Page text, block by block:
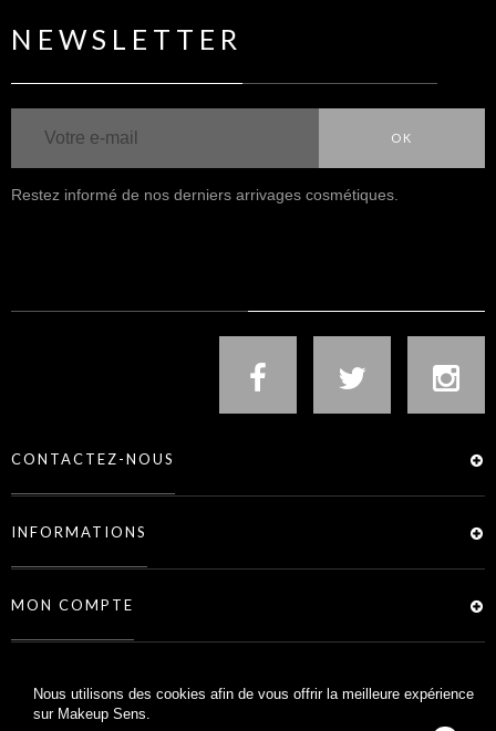
Nous utilisons des cookies afin de vous offrir la meilleure expérience
sur Makeup Sens.
NEWSLETTER
OK
Restez informé de nos derniers arrivages cosmétiques.
CONTACTEZ-NOUS
INFORMATIONS
MON COMPTE